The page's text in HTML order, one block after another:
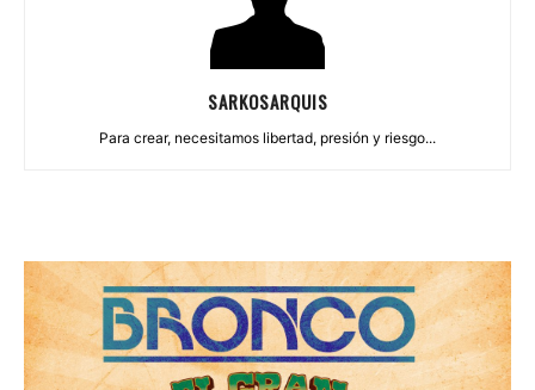
SARKOSARQUIS
Para crear, necesitamos libertad, presión y riesgo...